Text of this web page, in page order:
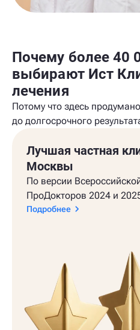
Почему более 40
выбирают Ист
лечения
Потому что здесь
до долгосрочного
Лучшая частная
Москвы
По версии
ПроДокторов 2024 и
Подробнее